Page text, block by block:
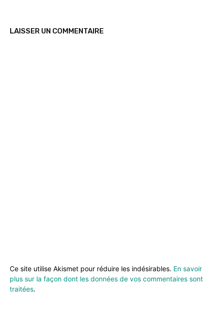
LAISSER UN COMMENTAIRE
Ce site utilise Akismet pour réduire les indésirables. En savoir
plus sur la façon dont les données de vos commentaires sont
traitées.